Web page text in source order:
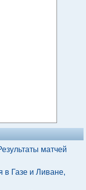
матчей
в Газе и Ливане,